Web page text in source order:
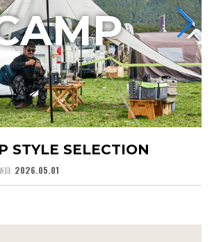
STYLE SELECTION
日 2026.05.01
AMP